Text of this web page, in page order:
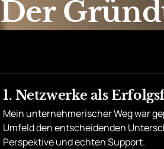
Der
1. Netzwerke als
Mein unternehmerischer Weg war
Umfeld den entscheidenden
Perspektive und echten Support.